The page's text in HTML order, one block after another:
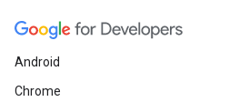
Android
Chrome